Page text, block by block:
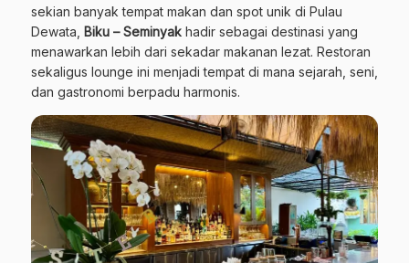
sekian banyak tempat makan dan spot unik di Pulau
Dewata, Biku – Seminyak hadir sebagai destinasi yang
menawarkan lebih dari sekadar makanan lezat. Restoran
sekaligus lounge ini menjadi tempat di mana sejarah, seni,
dan gastronomi berpadu harmonis.